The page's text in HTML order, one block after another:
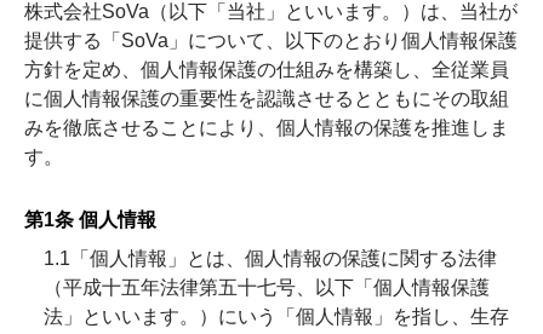
株式会社SoVa（以下「当社」といいます。）は、当社が
提供する「SoVa」について、以下のとおり個人情報保護
方針を定め、個人情報保護の仕組みを構築し、全従業員
に個人情報保護の重要性を認識させるとともにその取組
みを徹底させることにより、個人情報の保護を推進しま
す。
第1条 個人情報
1.1「個人情報」とは、個人情報の保護に関する法律
（平成十五年法律第五十七号、以下「個人情報保護
法」といいます。）にいう「個人情報」を指し、生存